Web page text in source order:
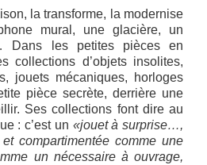
la transforme, la modernise
mural, une glacière, un
Dans les petites pièces en
collections d’objets insolites,
jouets mécaniques, horloges
pièce secrète, derrière une
Ses collections font dire au
: c’est un «jouet à surprise…,
compartimentée comme une
un nécessaire à ouvrage,